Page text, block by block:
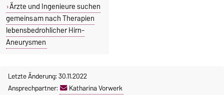
Ärzte und Ingenieure suchen
gemeinsam nach Therapien
lebensbedrohlicher Hirn-
Aneurysmen
Letzte Änderung: 30.11.2022
Ansprechpartner:
Katharina Vorwerk